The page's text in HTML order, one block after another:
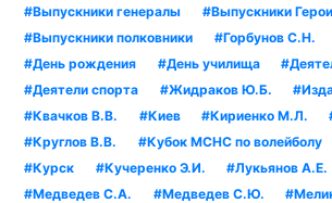
#Выпускники генералы
#Выпускники Герои
#Выпускники полковники
#Горбунов С.Н.
#День рождения
#День училища
#Деятели спорта
#Жидраков Ю.Б.
#Квачков В.В.
#Киев #Кириенко М.Л.
#Круглов В.В.
#Кубок МСНС по волейболу
#Курск
#Кучеренко Э.И. #Лукьянов А.Е.
#Медведев С.А.
#Медведев С.Ю.